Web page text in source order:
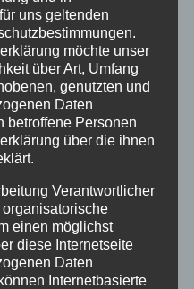
zu unserem
des Links zur
Unter
unserer Webseite
öffentlich
Dort kann
ist in Planung.
wird ein
uns geltenden
möchte unser
über Art, Umfang
genutzten und
Daten
betroffene Personen
über die ihnen
Verantwortlicher
einen möglichst
diese Internetseite
Daten
Internetbasierte